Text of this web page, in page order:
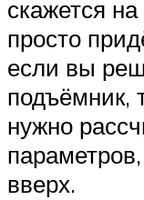
скажется
просто
если вы
подъёмник,
нужно
вверх.